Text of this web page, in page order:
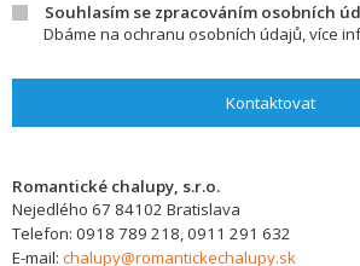
Souhlasím se zpracováním osobních
Dbáme na ochranu osobních údajů, více
Kontaktovat
Romantické chalupy, s.r.o.
Nejedlého 67 84102 Bratislava
Telefon: 0918 789 218, 0911 291 632
E-mail: chalupy@romantickechalupy.sk